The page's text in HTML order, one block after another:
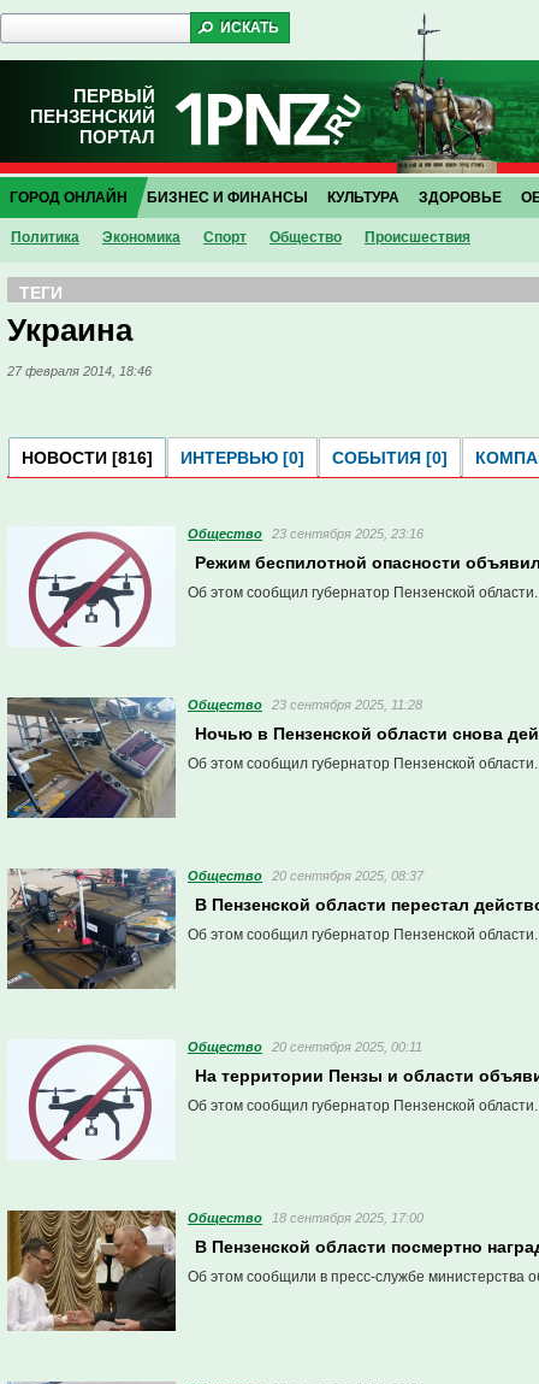
ПЕРВЫЙ
ПЕНЗЕНСКИЙ
ПОРТАЛ
ГОРОД ОНЛАЙН
Политика Экономика Спорт Общество Проиcшествия
БИЗНЕС И ФИНАНСЫ КУЛЬТУРА ЗДОРОВЬЕ
ТЕГИ
Украина
27 февраля 2014, 18:46
НОВОСТИ [816] ИНТЕРВЬЮ [0] СОБЫТИЯ [0]
Общество 23 сентября 2025, 23:16
Режим беспилотной опасности
Об этом сообщил губернатор Пензенской области.
Общество 23 сентября 2025, 11:28
Ночью в Пензенской области снова
Об этом сообщил губернатор Пензенской области.
Общество 20 сентября 2025, 08:37
В Пензенской области перестал
Об этом сообщил губернатор Пензенской области.
Общество 20 сентября 2025, 00:11
На территории Пензы и области
Об этом сообщил губернатор Пензенской области.
Общество 18 сентября 2025, 17:00
В Пензенской области посмертно
Об этом сообщили в пресс-службе министерства